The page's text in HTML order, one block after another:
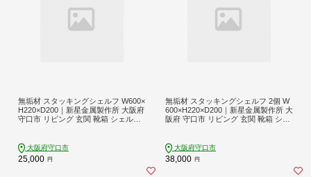
無垢材 スタッキングシェルフ W600×
H220×D200｜新星金属製作所 大阪府
守口市 リビング 玄関 靴箱 シェルフ
大阪府守口市
25,000 円
無垢材 スタッキングシェルフ 2個 W
600×H220×D200｜新星金属製作所 大
阪府 守口市 リビング 玄関 靴箱 シェ
大阪府守口市
38,000 円